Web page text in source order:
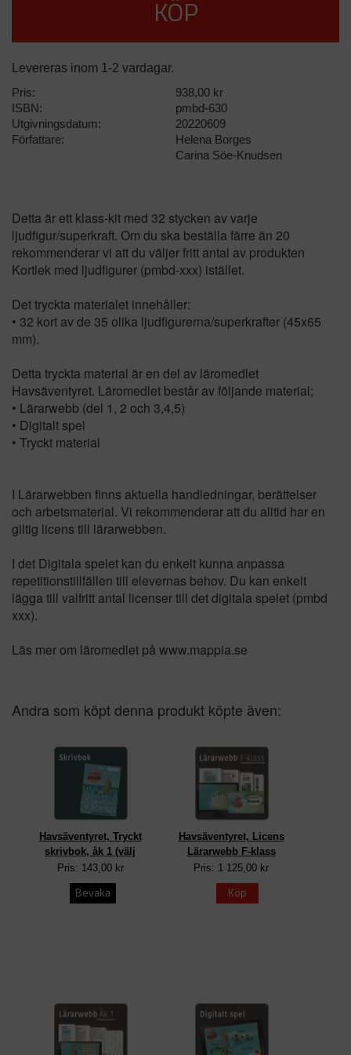
KÖP
Levereras inom 1-2 vardagar.
Pris:
938,00 kr
ISBN:
pmbd-630
Utgivningsdatum:
20220609
Författare:
Helena Borges
Carina Söe-Knudsen
Detta är ett klass-kit med 32 stycken av varje
ljudfigur/superkraft. Om du ska beställa färre än 20
rekommenderar vi att du väljer fritt antal av produkten
Kortlek med ljudfigurer (pmbd-xxx) istället.
Det tryckta materialet innehåller:
• 32 kort av de 35 olika ljudfigurerna/superkrafter (45x65
mm).
Detta tryckta material är en del av läromedlet
Havsäventyret. Läromedlet består av följande material;
• Lärarwebb (del 1, 2 och 3,4,5)
• Digitalt spel
• Tryckt material
I Lärarwebben finns aktuella handledningar, berättelser
och arbetsmaterial. Vi rekommenderar att du alltid har en
giltig licens till lärarwebben.
I det Digitala spelet kan du enkelt kunna anpassa
repetitionstillfällen till elevernas behov. Du kan enkelt
lägga till valfritt antal licenser till det digitala spelet (pmbd
xxx).
Läs mer om läromedlet på www.mappia.se
Andra som köpt denna produkt köpte även:
Havsäventyret, Tryckt
skrivbok, åk 1 (välj
Pris: 143,00 kr
Bevaka
Havsäventyret, Licens
Lärarwebb F-klass
Pris: 1 125,00 kr
Köp